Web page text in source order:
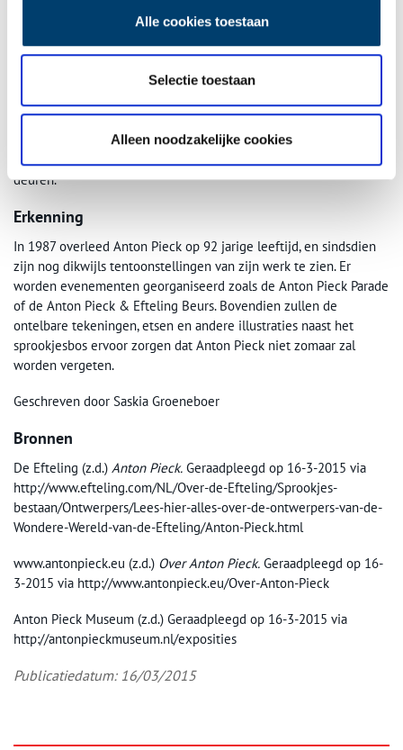
Alle cookies toestaan
Selectie toestaan
Alleen noodzakelijke cookies
tentoonstelling in het Singer Museum in Laren in 1980, werden
reeds bestaande plannen voor een Anton Pieck Museum weer
opgepakt. Omdat Pieck een eigen museum te veel eer vond,
duurde het nog twee jaar eer hij overstag ging. Het museum
mocht echter niet te dicht bij zijn woonplaats Overveen komen,
in verband met mogelijke overlast van museumbezoekers. Het
museum werd in Hattem gevestigd, verrassend genoeg een plaats
waar Pieck geen enkele binding mee had, en opende in 1984 zijn
deuren.
Erkenning
In 1987 overleed Anton Pieck op 92 jarige leeftijd, en sindsdien
zijn nog dikwijls tentoonstellingen van zijn werk te zien. Er
worden evenementen georganiseerd zoals de Anton Pieck Parade
of de Anton Pieck & Efteling Beurs. Bovendien zullen de
ontelbare tekeningen, etsen en andere illustraties naast het
sprookjesbos ervoor zorgen dat Anton Pieck niet zomaar zal
worden vergeten.
Geschreven door Saskia Groeneboer
Bronnen
De Efteling (z.d.) Anton Pieck. Geraadpleegd op 16-3-2015 via
http://www.efteling.com/NL/Over-de-Efteling/Sprookjes-
bestaan/Ontwerpers/Lees-hier-alles-over-de-ontwerpers-van-de-
Wondere-Wereld-van-de-Efteling/Anton-Pieck.html
www.antonpieck.eu (z.d.) Over Anton Pieck. Geraadpleegd op 16-
3-2015 via http://www.antonpieck.eu/Over-Anton-Pieck
Anton Pieck Museum (z.d.) Geraadpleegd op 16-3-2015 via
http://antonpieckmuseum.nl/exposities
Publicatiedatum: 16/03/2015